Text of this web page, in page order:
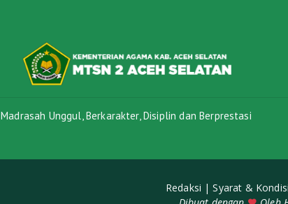
Madrasah Unggul, Berkarakter, Disiplin dan Berprestasi
Redaksi |Syarat &